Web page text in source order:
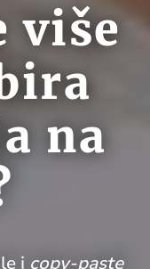
više
na
i copy-paste